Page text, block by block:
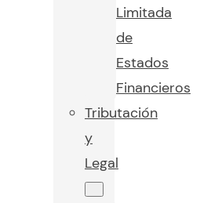
Limitada
de
Estados
Financieros
Tributación
y
Legal